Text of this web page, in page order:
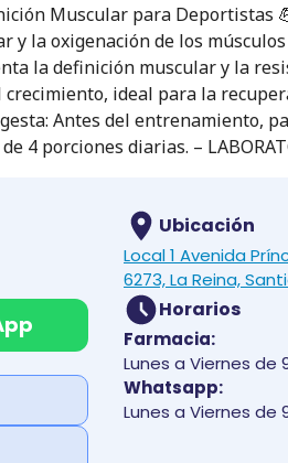
Muscular para Deportistas
y la oxigenación de los
la definición muscular y la
ideal para la
Antes del entrenamiento,
4 porciones diarias. –
Ubicación
Local 1 Avenida
6273, La Reina,
Horarios
Farmacia:
Lunes a Viernes de
Whatsapp:
Lunes a Viernes de